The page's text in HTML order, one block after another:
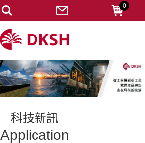
科技新訊
Application
0
忘記密碼
變更密碼
修改個人資料